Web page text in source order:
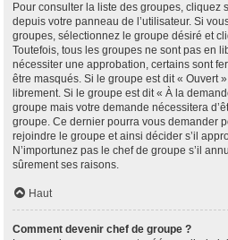
Pour consulter la liste des groupes, cliquez
depuis votre panneau de l’utilisateur. Si
groupes, sélectionnez le groupe désiré et
Toutefois, tous les groupes ne sont pas en
nécessiter une approbation, certains sont
être masqués. Si le groupe est dit « Ouvert
librement. Si le groupe est dit « À la
groupe mais votre demande nécessitera
groupe. Ce dernier pourra vous demander
rejoindre le groupe et ainsi décider s’il
N’importunez pas le chef de groupe s’il
sûrement ses raisons.
Haut
Comment devenir chef de groupe ?